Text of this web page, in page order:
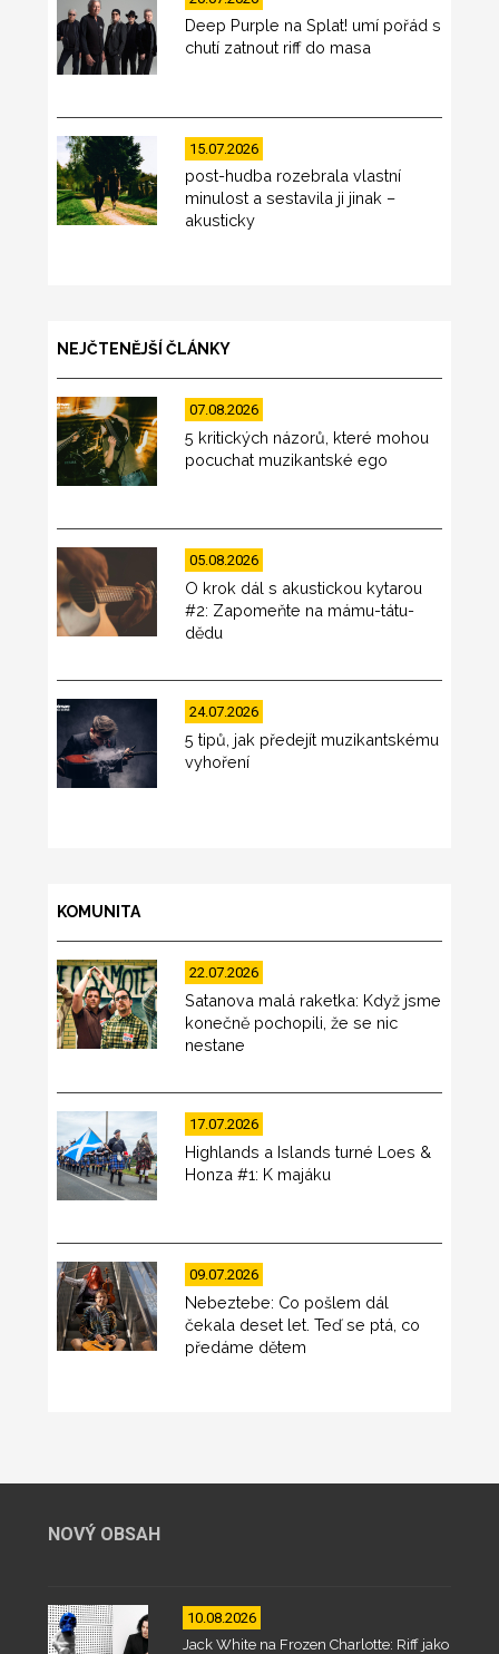
Deep Purple na Splat! umí pořád s
chutí zatnout riff do masa
15.07.2026
post-hudba rozebrala vlastní
minulost a sestavila ji jinak –
akusticky
NEJČTENĚJŠÍ ČLÁNKY
07.08.2026
5 kritických názorů, které mohou
pocuchat muzikantské ego
05.08.2026
O krok dál s akustickou kytarou
#2: Zapomeňte na mámu-tátu-
dědu
24.07.2026
5 tipů, jak předejít muzikantskému
vyhoření
KOMUNITA
22.07.2026
Satanova malá raketka: Když jsme
konečně pochopili, že se nic
nestane
17.07.2026
Highlands a Islands turné Loes &
Honza #1: K majáku
09.07.2026
Nebeztebe: Co pošlem dál
čekala deset let. Teď se ptá, co
předáme dětem
NOVÝ OBSAH
10.08.2026
Jack White na Frozen Charlotte: Riff jako